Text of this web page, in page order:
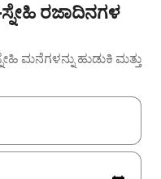
ರಜಾದಿನಗಳ
ಮನೆಗಳನ್ನು ಹುಡುಕಿ ಮತ್ತು
ಡೌನ್ ಬಾಣದ ಕೀಲಿಗಳೊಂದಿಗೆ